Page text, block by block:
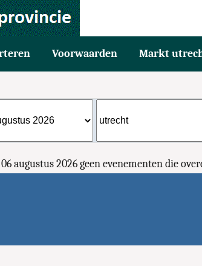
Voorwaarden Markt
augustus 2026 geen evenementen die